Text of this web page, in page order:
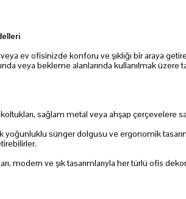
ev ofisinizde konforu ve şıklığı bir araya
veya bekleme alanlarında kullanılmak
sağlam metal veya ahşap çerçevelere
yoğunluklu sünger dolgusu ve ergonomik
modern ve şık tasarımlarıyla her türlü ofis